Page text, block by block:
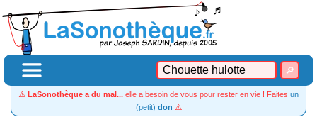
⚠️ LaSonothèque a du mal... elle a besoin de vous pour rester en vie ! Faites un
(petit) don ⚠️